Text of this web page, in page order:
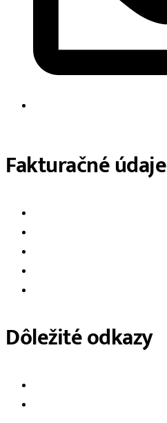
Fakturačné údaje
Dôležité odkazy